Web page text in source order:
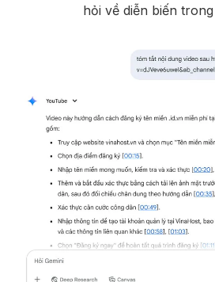
hỏi về diễn biến